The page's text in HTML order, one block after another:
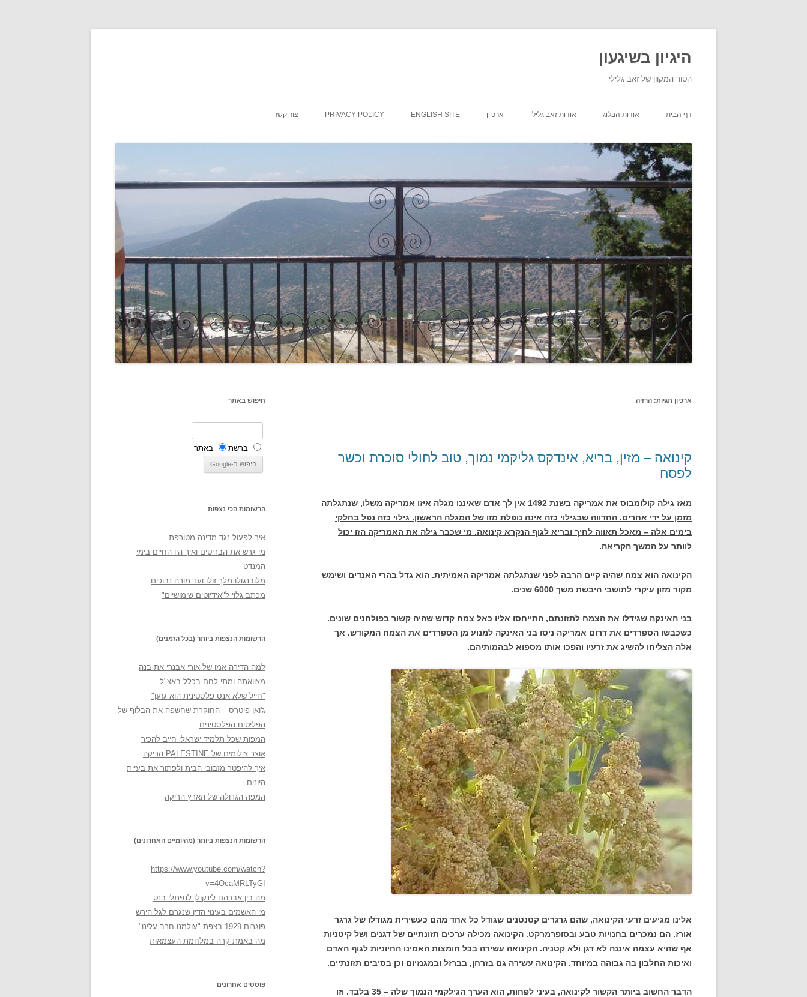
היגיון בשיגעון
הטור המקוון של זאב גלילי
דף הבית אודות הבלוג אודות זאב גלילי ארכיון ENGLISH SITE
PRIVACY POLICY צור קשר
ארכיון תגיות: הרזיה
קינואה – מזין, בריא, אינדקס גליקמי נמוך, טוב לחולי סוכרת וכשר
לפסח
מאז גילה קולומבוס את אמריקה בשנת 1492 אין לך אדם שאיננו מגלה איזו אמריקה משלו, שנתגלתה
מזמן על ידי אחרים. החדווה שבגילוי כזה אינה נופלת מזו של המגלה הראשון. גילוי כזה נפל בחלקי
בימים אלה – מאכל תאווה לחיך ובריא לגוף הנקרא קינואה. מי שכבר גילה את האמריקה הזו יכול
לוותר על המשך הקריאה.
הקינואה הוא צמח שהיה קיים הרבה לפני שנתגלתה אמריקה האמיתית. הוא גדל בהרי האנדים ושימש
מקור מזון עיקרי לתושבי היבשת משך 6000 שנים.
בני האינקה שגידלו את הצמח לתזונתם, התייחסו אליו כאל צמח קדוש שהיה קשור בפולחנים שונים.
כשכבשו הספרדים את דרום אמריקה ניסו בני האינקה למנוע מן הספרדים את הצמח המקודש. אך
אלה הצליחו להשיג את זרעיו והפכו אותו מספוא לבהמותיהם.
אלינו מגיעים זרעי הקינואה, שהם גרגרים קטנטנים שגודל כל אחד מהם כעשירית מגודלו של גרגר
אורז. הם נמכרים בחנויות טבע ובסופרמרקט. הקינואה מכילה ערכים תזונתיים של דגנים ושל קיטניות
אף שהיא עצמה איננה לא דגן ולא קטניה. הקינואה עשירה בכל חומצות האמינו החיוניות לגוף האדם
ואיכות החלבון בה גבוהה במיוחד. הקינואה עשירה גם בזרחן, בברזל ובמגנזיום וכן בסיבים תזונתיים.
הדבר החשוב ביותר הקשור לקינואה, בעיני לפחות, הוא הערך הגילקמי הנמוך שלה – 35 בלבד. וזו
חיפוש באתר
ברשת באתר
הרשומות הכי נצפות
איך לפעול נגד מדינה מטורפת
מי גרש את הבריטים ואיך היו החיים בימי
המנדט
מלובנגולו מלך זולו ועד מורה נבוכים
מכתב גלוי ל"אידיוטים שימושיים"
הרשומות הנצפות ביותר (בכל הזמנים)
למה הדירה אמו של אורי אבנרי את בנה
מצוואתה ומתי לחם בכלל באצ"ל
"חייל שלא אנס פלסטינית הוא גזען"
ג'ואן פיטרס – החוקרת שחשפה את הבלוף של
הפליטים הפלסטינים
המפות שכל תלמיד ישראלי חייב להכיר
אוצר צילומים של PALESTINE הריקה
איך להיפטר מזבובי הבית ולפתור את בעיית
היונים
המפה הגדולה של הארץ הריקה
הרשומות הנצפות ביותר (מהיומיים האחרונים)
https://www.youtube.com/watch?
v=4OcaMRLTyGI
מה בין אברהם לינקולן לנפתלי בנט
מי האשמים בעינוי הדין שנגרם לגל הירש
פוגרום 1929 בצפת "עולמנו חרב עלינו"
מה באמת קרה במלחמת העצמאות
פוסטים אחרונים